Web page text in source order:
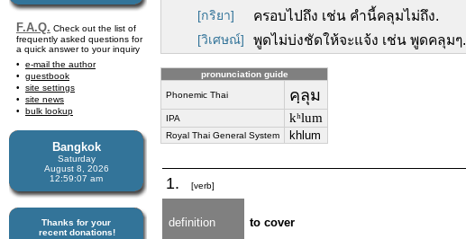
F.A.Q. Check out the list of
frequently asked questions for
a quick answer to your inquiry
e-mail the author
guestbook
site settings
site news
bulk lookup
Bangkok
Saturday
August 8, 2026
12:59:08 am
Thanks for your
recent donations!
[กริยา] ครอบไปถึง เช่น คำนี้คลุมไม่ถึง.
[วิเศษณ์] พูดไม่บ่งชัดให้จะแจ้ง เช่น พูดคลุมๆ.
pronunciation guide
Phonemic Thai คฺลุม
IPA kʰlum
Royal Thai General System khlum
1. [verb]
definition to cover